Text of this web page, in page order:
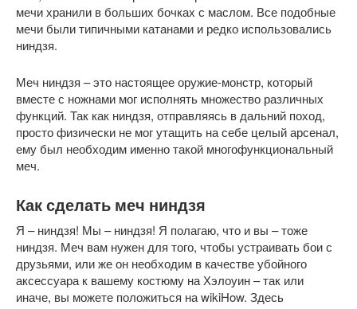
мечи хранили в больших бочках с маслом. Все подобные
мечи были типичными катанами и редко использовались
ниндзя.
Меч ниндзя – это настоящее оружие-монстр, который
вместе с ножнами мог исполнять множество различных
функций. Так как ниндзя, отправляясь в дальний поход,
просто физически не мог утащить на себе целый арсенал,
ему был необходим именно такой многофункциональный
меч.
Как сделать меч ниндзя
Я – ниндзя! Мы – ниндзя! Я полагаю, что и вы – тоже
ниндзя. Меч вам нужен для того, чтобы устраивать бои с
друзьями, или же он необходим в качестве убойного
аксессуара к вашему костюму на Хэлоуин – так или
иначе, вы можете положиться на wikiHow. Здесь